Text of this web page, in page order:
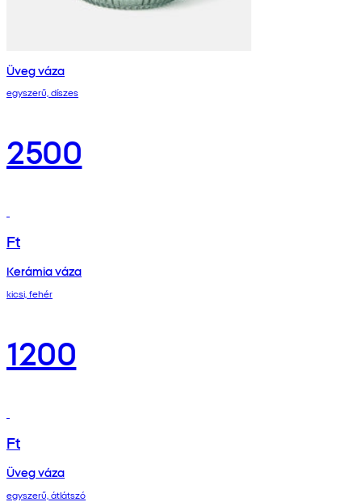
Üveg váza
egyszerű, díszes
2500
Ft
Kerámia váza
kicsi, fehér
1200
Ft
Üveg váza
egyszerű, átlátszó